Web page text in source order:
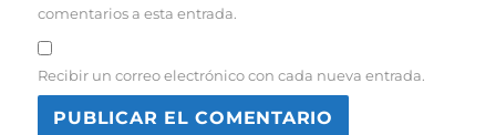
comentarios a esta entrada.
Recibir un correo electrónico con cada nueva entrada.